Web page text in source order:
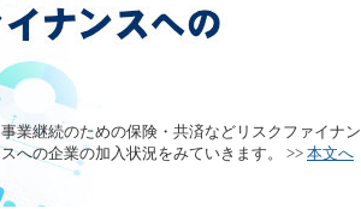
事業継続のための保険・共済などリスクファイナン
スへの企業の加入状況をみていきます。 >> 本文へ